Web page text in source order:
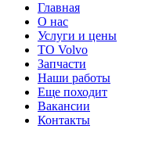
Главная
О нас
Услуги и цены
TO Volvo
Запчасти
Наши работы
Еще походит
Вакансии
Контакты